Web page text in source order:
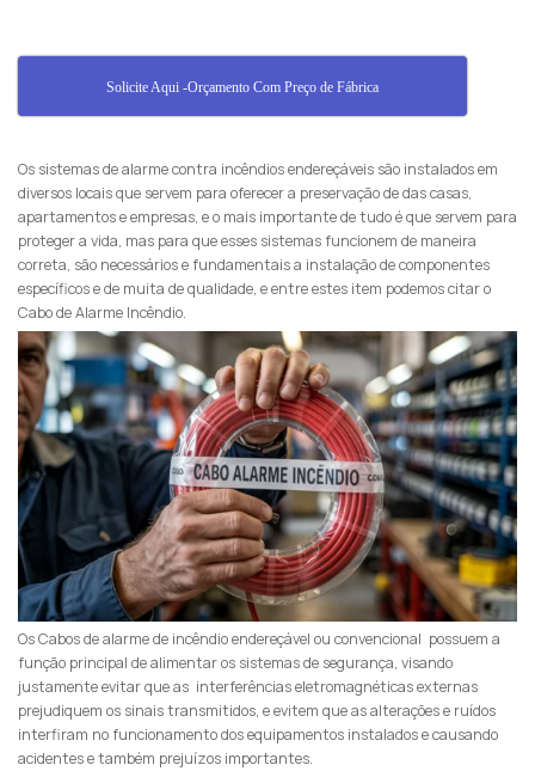
Solicite Aqui -Orçamento Com Preço de Fábrica
Os sistemas de alarme contra incêndios endereçáveis são instalados em
diversos locais que servem para oferecer a preservação de das casas,
apartamentos e empresas, e o mais importante de tudo é que servem para
proteger a vida, mas para que esses sistemas funcionem de maneira
correta, são necessários e fundamentais a instalação de componentes
específicos e de muita de qualidade, e entre estes item podemos citar o
Cabo de Alarme Incêndio.
Os Cabos de alarme de incêndio endereçável ou convencional possuem a
função principal de alimentar os sistemas de segurança, visando
justamente evitar que as interferências eletromagnéticas externas
prejudiquem os sinais transmitidos, e evitem que as alterações e ruídos
interfiram no funcionamento dos equipamentos instalados e causando
acidentes e também prejuízos importantes.